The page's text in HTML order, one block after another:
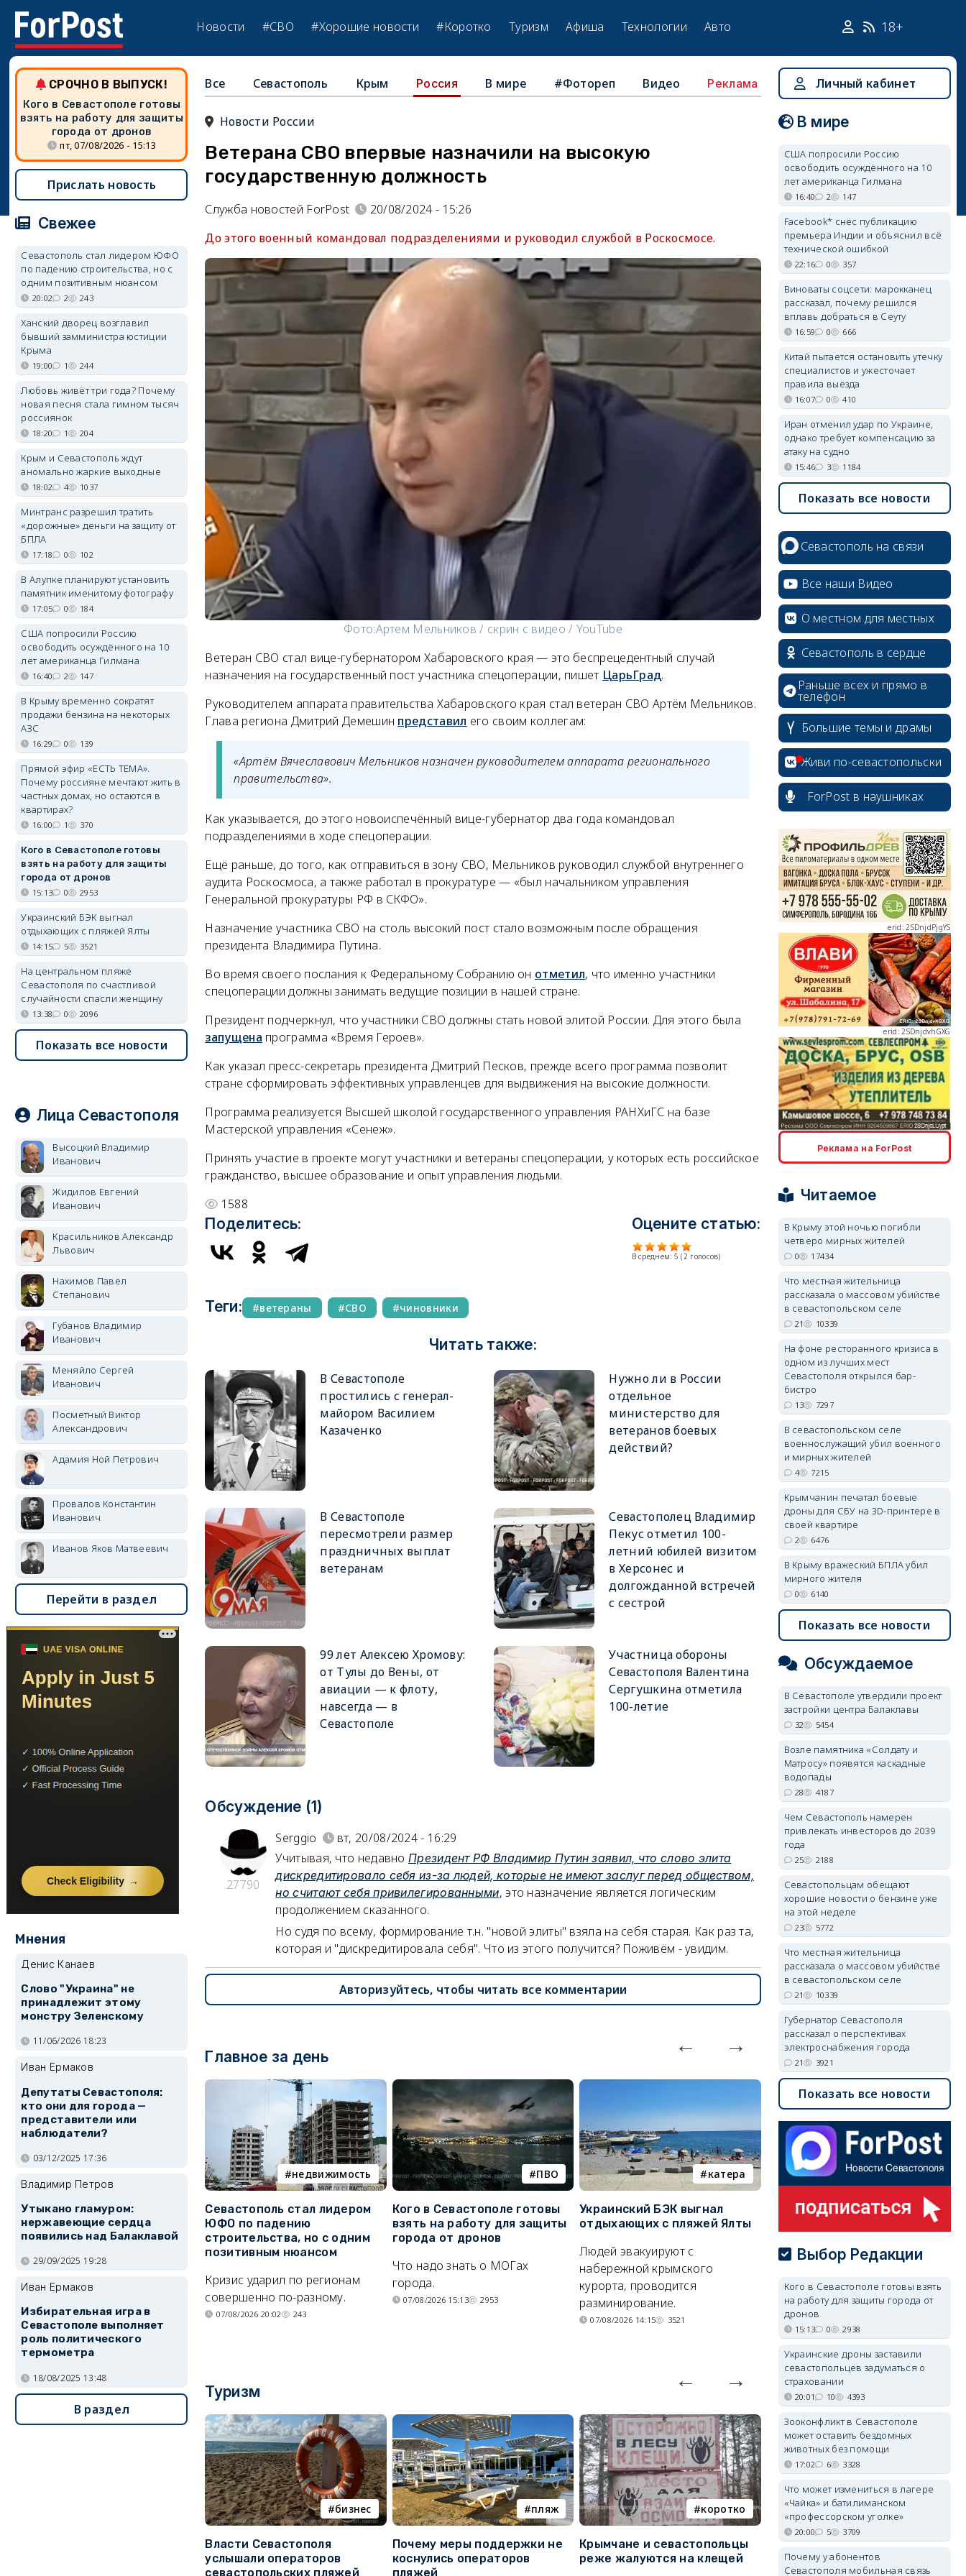
Новости #СВО #Хорошие новости #Коротко Туризм Афиша Технологии Авто 18+
Все Севастополь Крым Россия В мире #Фотореп Видео Реклама
Новости России
Ветерана СВО впервые назначили на высокую
государственную должность
Служба новостей ForPost
20/08/2024 - 15:26
До этого военный командовал подразделениями и руководил службой в Роскосмосе.
Фото:Артем Мельников / скрин с видео / YouTube
Ветеран СВО стал вице-губернатором Хабаровского края — это беспрецедентный случай
назначения на государственный пост участника спецоперации, пишет ЦарьГрад.
Руководителем аппарата правительства Хабаровского края стал ветеран СВО Артём Мельников.
Глава региона Дмитрий Демешин представил его своим коллегам:
«Артём Вячеславович Мельников назначен руководителем аппарата регионального
правительства».
Как указывается, до этого новоиспечённый вице-губернатор два года командовал
подразделениями в ходе спецоперации.
Ещё раньше, до того, как отправиться в зону СВО, Мельников руководил службой внутреннего
аудита Роскосмоса, а также работал в прокуратуре — «был начальником управления
Генеральной прокуратуры РФ в СКФО».
Назначение участника СВО на столь высокий пост стало возможным после обращения
президента Владимира Путина.
Во время своего послания к Федеральному Собранию он отметил, что именно участники
спецоперации должны занимать ведущие позиции в нашей стране.
Президент подчеркнул, что участники СВО должны стать новой элитой России. Для этого была
запущена программа «Время Героев».
Как указал пресс-секретарь президента Дмитрий Песков, прежде всего программа позволит
стране сформировать эффективных управленцев для выдвижения на высокие должности.
Программа реализуется Высшей школой государственного управления РАНХиГС на базе
Мастерской управления «Сенеж».
Принять участие в проекте могут участники и ветераны спецоперации, у которых есть российское
гражданство, высшее образование и опыт управления людьми.
1588
Поделитесь: Оцените статью:
В среднем: 5 (2 голосов)
Теги: ветераны СВО чиновники
Читать также:
В Севастополе
простились с генерал-
майором Василием
Казаченко
Нужно ли в России
отдельное
министерство для
ветеранов боевых
действий?
В Севастополе
пересмотрели размер
праздничных выплат
ветеранам
Севастополец Владимир
Пекус отметил 100-
летний юбилей визитом
в Херсонес и
долгожданной встречей
с сестрой
99 лет Алексею Хромову:
от Тулы до Вены, от
авиации — к флоту,
навсегда — в
Севастополе
Участница обороны
Севастополя Валентина
Сергушкина отметила
100-летие
Обсуждение (1)
27790
Serggio
вт, 20/08/2024 - 16:29
Учитывая, что недавноПрезидент РФ Владимир Путин заявил, что слово элита
дискредитировало себя из-за людей, которые не имеют заслуг перед обществом,
но считают себя привилегированными, это назначение является логическим
продолжением сказанного.
Но судя по всему, формирование т.н. "новой элиты" взяла на себя старая. Как раз та,
которая и "дискредитировала себя". Что из этого получится? Поживём - увидим.
Авторизуйтесь, чтобы читать все комментарии
Главное за день
недвижимость
Севастополь стал лидером
ЮФО по падению
строительства, но с одним
позитивным нюансом
Кризис ударил по регионам
совершенно по-разному.
07/08/2026 20:02 243
ПВО
Кого в Севастополе готовы
взять на работу для защиты
города от дронов
Что надо знать о МОГах
города.
07/08/2026 15:13 2953
катера
Украинский БЭК выгнал
отдыхающих с пляжей Ялты
Людей эвакуируют с
набережной крымского
курорта, проводится
разминирование.
07/08/2026 14:15 3521
электроснабжение
Губернатор Севастополя
рассказал о перспективах
Энергетики, подчеркнул он,
делают практически
невозможное.
07/08/2026 10:13
Туризм
бизнес
Власти Севастополя
услышали операторов
севастопольских пляжей
пляж
Почему меры поддержки не
коснулись операторов
пляжей
коротко
Крымчане и севастопольцы
реже жалуются на клещей
Балаклава
В Севастополе утвердили
проект застройки центра
Балаклавы
СРОЧНО В ВЫПУСК!
Кого в Севастополе готовы
взять на работу для защиты
города от дронов
пт, 07/08/2026 - 15:13
Прислать новость
Свежее
Севастополь стал лидером ЮФО
по падению строительства, но с
одним позитивным нюансом
20:02 2 243
Ханский дворец возглавил
бывший замминистра юстиции
Крыма
19:00 1 244
Любовь живёт три года? Почему
новая песня стала гимном тысяч
россиянок
18:20 1 204
Крым и Севастополь ждут
аномально жаркие выходные
18:02 4 1037
Минтранс разрешил тратить
«дорожные» деньги на защиту от
БПЛА
17:18 0 102
В Алупке планируют установить
памятник именитому фотографу
17:05 0 184
США попросили Россию
освободить осуждённого на 10
лет американца Гилмана
16:40 2 147
В Крыму временно сократят
продажи бензина на некоторых
АЗС
16:29 0 139
Прямой эфир «ЕСТЬ ТЕМА».
Почему россияне мечтают жить в
частных домах, но остаются в
квартирах?
16:00 1 370
Кого в Севастополе готовы
взять на работу для защиты
города от дронов
15:13 0 2953
Украинский БЭК выгнал
отдыхающих с пляжей Ялты
14:15 5 3521
На центральном пляже
Севастополя по счастливой
случайности спасли женщину
13:38 0 2096
Показать все новости
Лица Севастополя
Высоцкий Владимир
Иванович
Жидилов Евгений
Иванович
Красильников Александр
Львович
Нахимов Павел
Степанович
Губанов Владимир
Иванович
Меняйло Сергей
Иванович
Посметный Виктор
Александрович
Адамия Ной Петрович
Провалов Константин
Иванович
Иванов Яков Матвеевич
Перейти в раздел
Мнения
Денис Канаев
Слово "Украина" не
принадлежит этому
монстру Зеленскому
11/06/2026 18:23
Иван Ермаков
Депутаты Севастополя:
кто они для города —
представители или
наблюдатели?
03/12/2025 17:36
Владимир Петров
Утыкано гламуром:
нержавеющие сердца
появились над Балаклавой
29/09/2025 19:28
Иван Ермаков
Избирательная игра в
Севастополе выполняет
роль политического
термометра
18/08/2025 13:48
В раздел
Личный кабинет
В мире
США попросили Россию
освободить осуждённого на 10
лет американца Гилмана
16:40 2 147
Facebook* снёс публикацию
премьера Индии и объяснил всё
технической ошибкой
22:16 0 357
Виноваты соцсети: марокканец
рассказал, почему решился
вплавь добраться в Сеуту
16:59 0 666
Китай пытается остановить утечку
специалистов и ужесточает
правила выезда
16:07 0 410
Иран отменил удар по Украине,
однако требует компенсацию за
атаку на судно
15:46 3 1184
Показать все новости
Севастополь на связи
Все наши Видео
О местном для местных
Севастополь в сердце
Раньше всех и прямо в
телефон
Большие темы и драмы
Живи по-севастопольски
ForPost в наушниках
erid: 2SDnjdPjgYS
erid: 2SDnjdvhGXG
erid: 2SDnjcLUypt
erid: 2SDnjcrDNw6
erid: 2SDnjdvhGXG
Реклама на ForPost
Читаемое
В Крыму этой ночью погибли
четверо мирных жителей
0 17434
Что местная жительница
рассказала о массовом убийстве
в севастопольском селе
21 10339
На фоне ресторанного кризиса в
одном из лучших мест
Севастополя открылся бар-
бистро
13 7297
В севастопольском селе
военнослужащий убил военного
и мирных жителей
4 7215
Крымчанин печатал боевые
дроны для СБУ на 3D-принтере в
своей квартире
2 6476
В Крыму вражеский БПЛА убил
мирного жителя
0 6140
Показать все новости
Обсуждаемое
В Севастополе утвердили проект
застройки центра Балаклавы
32 5454
Возле памятника «Солдату и
Матросу» появятся каскадные
водопады
28 4187
Чем Севастополь намерен
привлекать инвесторов до 2039
года
25 2188
Севастопольцам обещают
хорошие новости о бензине уже
на этой неделе
23 5772
Что местная жительница
рассказала о массовом убийстве
в севастопольском селе
21 10339
Губернатор Севастополя
рассказал о перспективах
электроснабжения города
21 3921
Показать все новости
Выбор Редакции
Кого в Севастополе готовы взять
на работу для защиты города от
дронов
15:13 0 2938
Украинские дроны заставили
севастопольцев задуматься о
страховании
20:01 10 4393
Зооконфликт в Севастополе
может оставить бездомных
животных без помощи
17:02 6 3328
Что может измениться в лагере
«Чайка» и батилиманском
«профессорском уголке»
20:00 5 3709
Почему у абонентов
Севастополя мобильная связь